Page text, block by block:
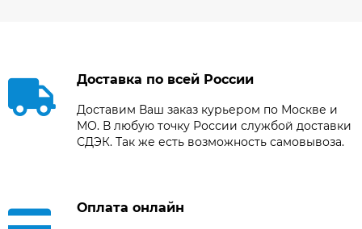
Доставка по всей России
Доставим Ваш заказ курьером по Москве и
МО. В любую точку России службой доставки
СДЭК. Так же есть возможность самовывоза.
Оплата онлайн